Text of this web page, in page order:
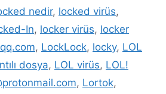
nedir, locked virüs,
In, locker virüs, locker
, LockLock, locky, LOL
dosya, LOL virüs, LOL!
, Lortok,